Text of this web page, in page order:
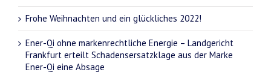
Frohe Weihnachten und ein glückliches 2022!
Ener-Qi ohne markenrechtliche Energie – Landgericht
Frankfurt erteilt Schadensersatzklage aus der Marke
Ener-Qi eine Absage